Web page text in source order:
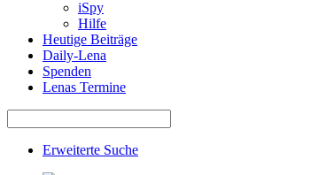
iSpy
Hilfe
Heutige Beiträge
Daily-Lena
Spenden
Lenas Termine
Erweiterte Suche